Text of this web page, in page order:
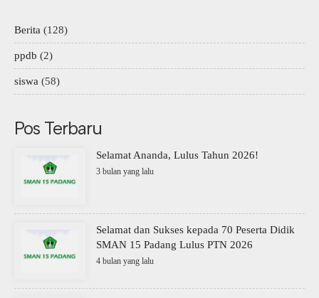
Berita (128)
ppdb (2)
siswa (58)
Pos Terbaru
Selamat Ananda, Lulus Tahun 2026!
3 bulan yang lalu
Selamat dan Sukses kepada 70 Peserta Didik
SMAN 15 Padang Lulus PTN 2026
4 bulan yang lalu